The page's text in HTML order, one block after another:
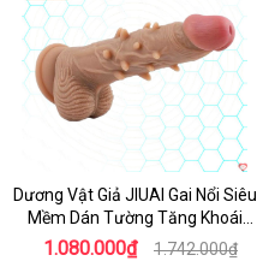
Dương Vật Giả JIUAI Gai Nổi Siêu
Mềm Dán Tường Tăng Khoái
Cảm
1.080.000₫ 1.742.000₫